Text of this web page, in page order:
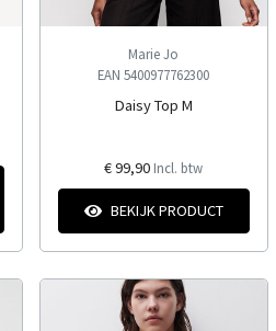
Marie Jo
EAN 5400977762300
Daisy Top M
€ 99,90 Incl. btw
BEKIJK PRODUCT